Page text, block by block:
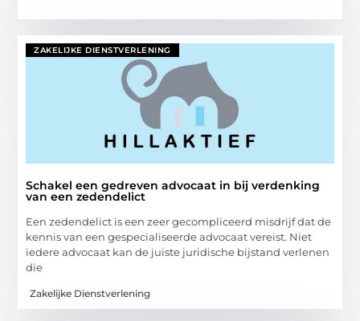
ZAKELIJKE DIENSTVERLENING
Schakel een gedreven advocaat in bij verdenking
van een zedendelict
Een zedendelict is een zeer gecompliceerd misdrijf dat de
kennis van een gespecialiseerde advocaat vereist. Niet
iedere advocaat kan de juiste juridische bijstand verlenen
die
Zakelijke Dienstverlening